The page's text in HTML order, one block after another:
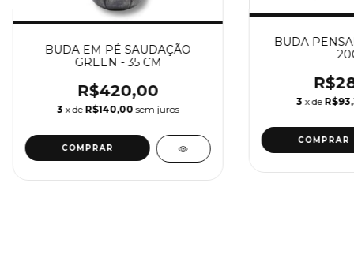
BUDA EM PÉ SAUDAÇÃO
GREEN - 35 CM
R$420,00
3 x de R$140,00 sem juros
BUDA
3 x de